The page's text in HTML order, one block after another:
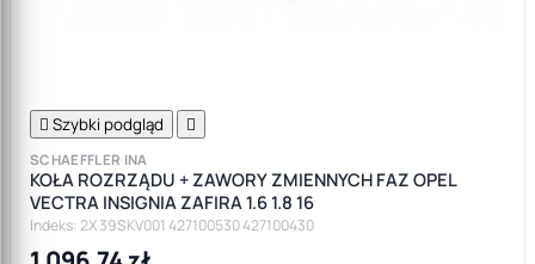
 Szybki podgląd 
SCHAEFFLER INA
KOŁA ROZRZĄDU + ZAWORY ZMIENNYCH FAZ OPEL
VECTRA INSIGNIA ZAFIRA 1.6 1.8 16
Indeks: 2X 39SKV001 427100530 427100430